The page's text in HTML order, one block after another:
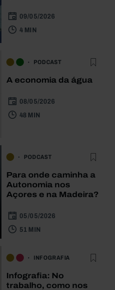
09/05/2026
4 MIN
PODCAST
A economia da água
08/05/2026
48 MIN
PODCAST
Para onde caminha a
Autonomia nos
Açores e na Madeira?
05/05/2026
51 MIN
INFOGRAFIA
Infografia: No
trabalho, como nos